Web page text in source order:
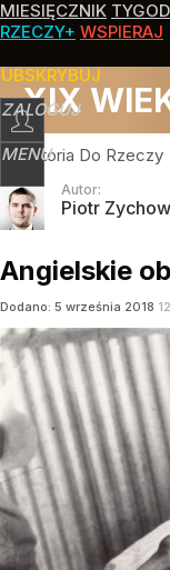
MIESIĘCZNIK
RZECZY+ WSPIERAJ
ZALOGUJ
MENU
XIX
Historia Do Rzeczy
Autor:
Piotr
Angielskie
Dodano: 5 września 2018